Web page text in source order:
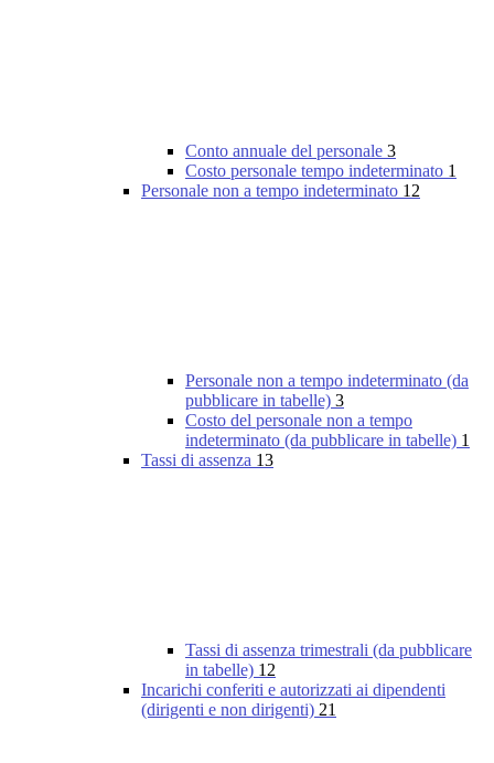
Conto annuale del personale 3
Costo personale tempo indeterminato 1
Personale non a tempo indeterminato 12
Personale non a tempo indeterminato (da
pubblicare in tabelle) 3
Costo del personale non a tempo
indeterminato (da pubblicare in tabelle) 1
Tassi di assenza 13
Tassi di assenza trimestrali (da pubblicare
in tabelle) 12
Incarichi conferiti e autorizzati ai dipendenti
(dirigenti e non dirigenti) 21